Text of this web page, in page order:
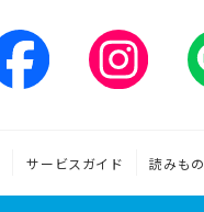
サービスガイド 読みもの